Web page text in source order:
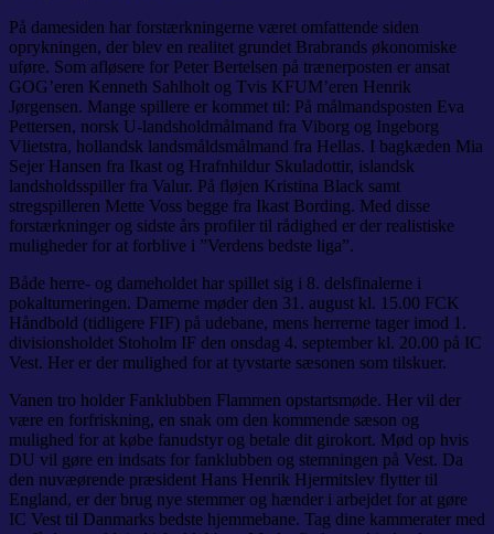
På damesiden har forstærkningerne været omfattende siden
oprykningen, der blev en realitet grundet Brabrands økonomiske
uføre. Som afløsere for Peter Bertelsen på trænerposten er ansat
GOG’eren Kenneth Sahlholt og Tvis KFUM’eren Henrik
Jørgensen. Mange spillere er kommet til: På målmandsposten Eva
Pettersen, norsk U-landsholdmålmand fra Viborg og Ingeborg
Vlietstra, hollandsk landsmåldsmålmand fra Hellas. I bagkæden Mia
Sejer Hansen fra Ikast og Hrafnhildur Skuladottir, islandsk
landsholdsspiller fra Valur. På fløjen Kristina Black samt
stregspilleren Mette Voss begge fra Ikast Bording. Med disse
forstærkninger og sidste års profiler til rådighed er der realistiske
muligheder for at forblive i ”Verdens bedste liga”.
Både herre- og dameholdet har spillet sig i 8. delsfinalerne i
pokalturneringen. Damerne møder den 31. august kl. 15.00 FCK
Håndbold (tidligere FIF) på udebane, mens herrerne tager imod 1.
divisionsholdet Stoholm IF den onsdag 4. september kl. 20.00 på IC
Vest. Her er der mulighed for at tyvstarte sæsonen som tilskuer.
Vanen tro holder Fanklubben Flammen opstartsmøde. Her vil der
være en forfriskning, en snak om den kommende sæson og
mulighed for at købe fanudstyr og betale dit girokort. Mød op hvis
DU vil gøre en indsats for fanklubben og stemningen på Vest. Da
den nuvæørende præsident Hans Henrik Hjermitslev flytter til
England, er der brug nye stemmer og hænder i arbejdet for at gøre
IC Vest til Danmarks bedste hjemmebane. Tag dine kammerater med